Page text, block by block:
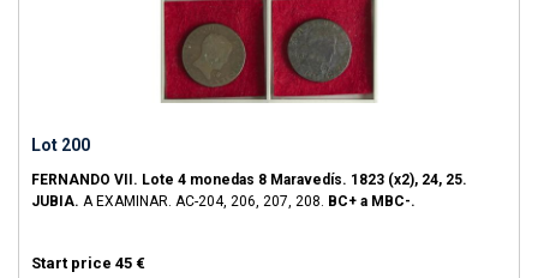
Lot 200
FERNANDO VII. Lote 4 monedas 8 Maravedís. 1823 (x2), 24, 25.
JUBIA. A EXAMINAR. AC-204, 206, 207, 208. BC+ a MBC-.
Start price 45 €